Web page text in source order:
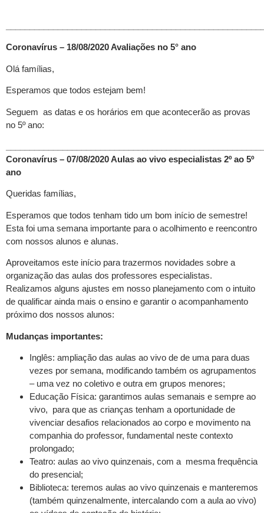
Coronavírus – 18/08/2020 Avaliações no 5° ano
Olá famílias,
Esperamos que todos estejam bem!
Seguem as datas e os horários em que acontecerão as provas
no 5º ano:
Coronavírus – 07/08/2020 Aulas ao vivo especialistas 2º ao 5º
ano
Queridas famílias,
Esperamos que todos tenham tido um bom início de semestre!
Esta foi uma semana importante para o acolhimento e reencontro
com nossos alunos e alunas.
Aproveitamos este início para trazermos novidades sobre a
organização das aulas dos professores especialistas.
Realizamos alguns ajustes em nosso planejamento com o intuito
de qualificar ainda mais o ensino e garantir o acompanhamento
próximo dos nossos alunos:
Mudanças importantes:
Inglês: ampliação das aulas ao vivo de de uma para duas
vezes por semana, modificando também os agrupamentos
– uma vez no coletivo e outra em grupos menores;
Educação Física: garantimos aulas semanais e sempre ao
vivo, para que as crianças tenham a oportunidade de
vivenciar desafios relacionados ao corpo e movimento na
companhia do professor, fundamental neste contexto
prolongado;
Teatro: aulas ao vivo quinzenais, com a mesma frequência
do presencial;
Biblioteca: teremos aulas ao vivo quinzenais e manteremos
(também quinzenalmente, intercalando com a aula ao vivo)